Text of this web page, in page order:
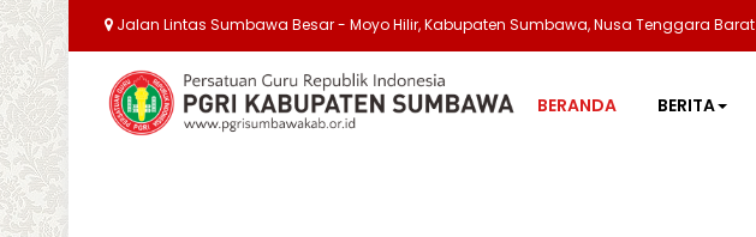
Jalan Lintas Sumbawa Besar - Moyo Hilir, Kabupaten Sumbawa, Nusa Tenggara Barat
BERANDA BERITA